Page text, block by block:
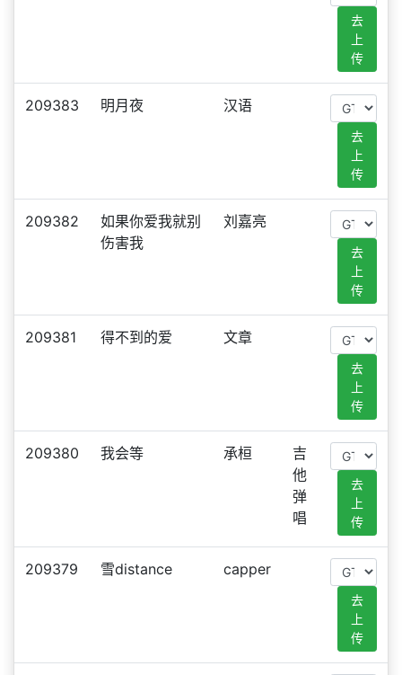
去
上
传
209383 明月夜 汉语
去
上
传
209382
如果你爱我就别
伤害我
刘嘉亮
去
上
传
209381 得不到的爱 文章
去
上
传
209380 我会等 承桓
吉
他
弹
唱
去
上
传
209379 雪distance capper
去
上
传